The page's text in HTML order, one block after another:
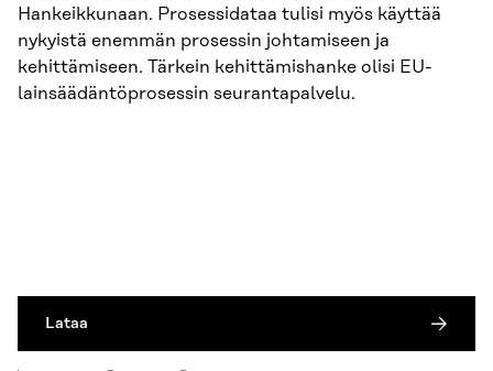
Hankeikkunaan. Prosessidataa tulisi myös käyttää
nykyistä enemmän prosessin johtamiseen ja
kehittämiseen. Tärkein kehittämishanke olisi EU-
lainsäädäntöprosessin seurantapalvelu.
Lataa